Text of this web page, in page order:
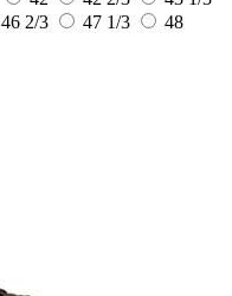
46 2/3 47 1/3
48